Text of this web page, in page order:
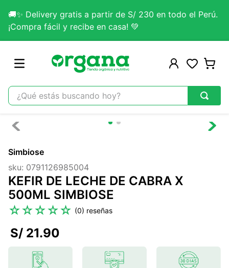
🚚✨ Delivery gratis a partir de S/ 230 en todo el Perú.
¡Compra fácil y recibe en casa! 💚
¿Qué estás buscando hoy?
TÉRMINOS MÁS BUSCADOS
2.
citrato magnesio
3.
colageno
4.
kefir
5 .
glicinato magnesio
magnesio
Simbiose
sku: 0791126985004
KEFIR DE LECHE DE CABRA X
500ML SIMBIOSE
☆☆☆☆☆ (0)
S/ 21.90